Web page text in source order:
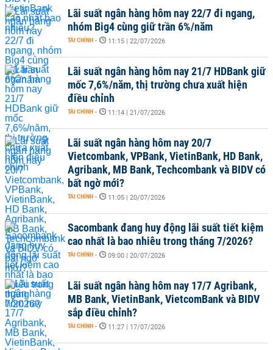
Lãi suất ngân hàng hôm nay 22/7 đi ngang,
nhóm Big4 cùng giữ trần 6%/năm
TÀI CHÍNH - 11:15 | 22/07/2026
Lãi suất ngân hàng hôm nay 21/7 HDBank giữ
mốc 7,6%/năm, thị trường chưa xuất hiện
điều chỉnh
TÀI CHÍNH - 11:14 | 21/07/2026
Lãi suất ngân hàng hôm nay 20/7
Vietcombank, VPBank, VietinBank, HD Bank,
Agribank, MB Bank, Techcombank và BIDV có
bất ngờ mới?
TÀI CHÍNH - 11:05 | 20/07/2026
Sacombank đang huy động lãi suất tiết kiệm
cao nhất là bao nhiêu trong tháng 7/2026?
TÀI CHÍNH - 09:00 | 20/07/2026
Lãi suất ngân hàng hôm nay 17/7 Agribank,
MB Bank, VietinBank, VietcomBank và BIDV
sắp điều chỉnh?
TÀI CHÍNH - 11:27 | 17/07/2026